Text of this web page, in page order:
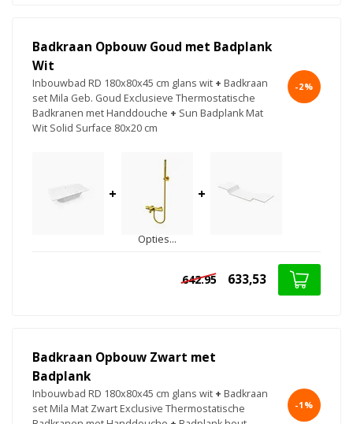
Badkraan Opbouw Goud met Badplank
Wit
Inbouwbad RD 180x80x45 cm glans wit + Badkraan
set Mila Geb. Goud Exclusieve Thermostatische
Badkranen met Handdouche + Sun Badplank Mat
Wit Solid Surface 80x20 cm
-2%
+
Opties...
+
642.95 633,53
Badkraan Opbouw Zwart met
Badplank
Inbouwbad RD 180x80x45 cm glans wit + Badkraan
set Mila Mat Zwart Exclusive Thermostatische
-1%